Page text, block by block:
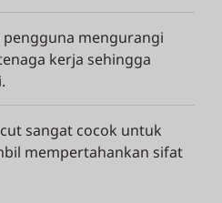
pengguna mengurangi
kerja sehingga
sangat cocok untuk
mempertahankan sifat